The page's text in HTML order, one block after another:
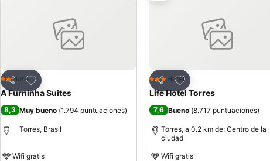
Compartir
Añadir a favoritos
2 Estrellas
Hotel
A Furninha Suites
8,3 Muy bueno (1.794 puntuaciones)
Torres, Brasil
Wifi gratis
Compartir
Añadir a favoritos
3 Estrellas
Hotel
Life Hotel Torres
7,6 Bueno (8.717 puntuaciones)
Torres, a 0.2 km de: Centro de la
ciudad
Wifi gratis